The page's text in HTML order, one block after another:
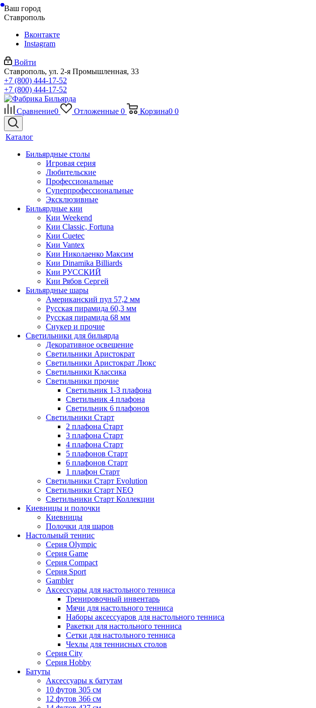
Ваш город
Ставрополь
Вконтакте
Instagram
Войти
Ставрополь, ул. 2-я Промышленная, 33
+7 (800) 444-17-52
+7 (800) 444-17-52
Сравнение0 Отложенные 0 Корзина0 0
Каталог
Бильярдные столы
Игровая серия
Любительские
Профессиональные
Суперпрофессиональные
Эксклюзивные
Бильярдные кии
Кии Weekend
Кии Classic, Fortuna
Кии Cuetec
Кии Vantex
Кии Николаенко Максим
Кии Dinamika Billiards
Кии РУССКИЙ
Кии Рябов Сергей
Бильярдные шары
Американский пул 57,2 мм
Русская пирамида 60,3 мм
Русская пирамида 68 мм
Снукер и прочие
Светильники для бильярда
Декоративное освещение
Светильники Аристократ
Светильники Аристократ Люкс
Светильники Классика
Светильники прочие
Светильник 1-3 плафона
Светильник 4 плафона
Светильник 6 плафонов
Светильники Старт
2 плафона Старт
3 плафона Старт
4 плафона Старт
5 плафонов Старт
6 плафонов Старт
1 плафон Старт
Светильники Старт Evolution
Светильники Старт NEO
Светильники Старт Коллекции
Киевницы и полочки
Киевницы
Полочки для шаров
Настольный теннис
Серия Olympic
Серия Game
Серия Compact
Серия Sport
Gambler
Аксессуары для настольного тенниса
Тренировочный инвентарь
Мячи для настольного тенниса
Наборы аксессуаров для настольного тенниса
Ракетки для настольного тенниса
Сетки для настольного тенниса
Чехлы для теннисных столов
Серия City
Серия Hobby
Батуты
Аксессуары к батутам
10 футов 305 см
12 футов 366 см